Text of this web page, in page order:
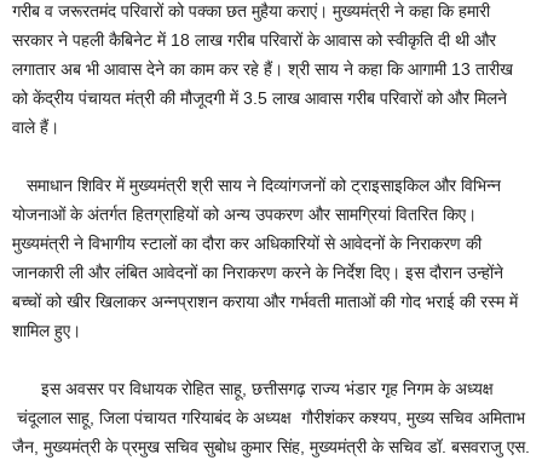
गरीब व जरूरतमंद परिवारों को पक्का छत मुहैया कराएं। मुख्यमंत्री ने कहा कि हमारी
सरकार ने पहली कैबिनेट में 18 लाख गरीब परिवारों के आवास को स्वीकृति दी थी और
लगातार अब भी आवास देने का काम कर रहे हैं। श्री साय ने कहा कि आगामी 13 तारीख
को केंद्रीय पंचायत मंत्री की मौजूदगी में 3.5 लाख आवास गरीब परिवारों को और मिलने
वाले हैं।
समाधान शिविर में मुख्यमंत्री श्री साय ने दिव्यांगजनों को ट्राइसाइकिल और विभिन्न
योजनाओं के अंतर्गत हितग्राहियों को अन्य उपकरण और सामग्रियां वितरित किए।
मुख्यमंत्री ने विभागीय स्टालों का दौरा कर अधिकारियों से आवेदनों के निराकरण की
जानकारी ली और लंबित आवेदनों का निराकरण करने के निर्देश दिए। इस दौरान उन्होंने
बच्चों को खीर खिलाकर अन्नप्राशन कराया और गर्भवती माताओं की गोद भराई की रस्म में
शामिल हुए।
इस अवसर पर विधायक रोहित साहू, छत्तीसगढ़ राज्य भंडार गृह निगम के अध्यक्ष
चंदूलाल साहू, जिला पंचायत गरियाबंद के अध्यक्ष गौरीशंकर कश्यप, मुख्य सचिव अमिताभ
जैन, मुख्यमंत्री के प्रमुख सचिव सुबोध कुमार सिंह, मुख्यमंत्री के सचिव डॉ. बसवराजु एस.